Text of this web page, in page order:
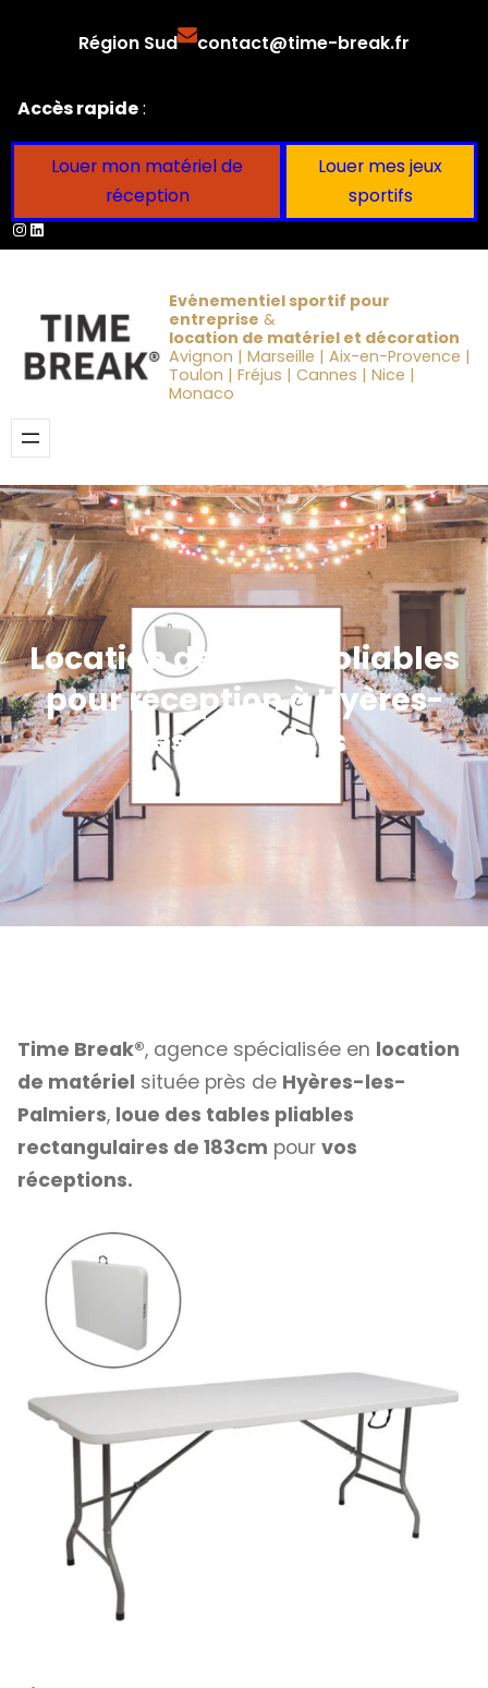
Région Sud contact@time-break.fr
Accès rapide:
Louer mon matériel de
réception
Louer mes jeux
sportifs
Instagram
LinkedIn
Evénementiel sportif pour
entreprise &
location de matériel et décoration
Avignon | Marseille | Aix-en-Provence |
Toulon | Fréjus | Cannes | Nice |
Monaco
Location de tables pliables
pour réception à Hyères-
les-Palmiers
Time Break®, agence spécialisée en location
de matériel située près de Hyères-les-
Palmiers, loue des tables pliables
rectangulaires de 183cm pour vos
réceptions.